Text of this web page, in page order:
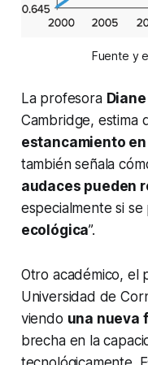
Fuente y
La profesora
Cambridge, estima
estancamiento
también señala
audaces pueden
especialmente si se
ecológica”.
Otro académico, el
Universidad de
viendo una nueva
brecha en la